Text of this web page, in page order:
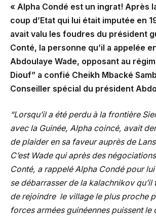
« Alpha Condé est un ingrat! Après
coup d’Etat qui lui était imputée en
avait valu les foudres du président
Conté, la personne qu’il a appelée
Abdoulaye Wade, opposant au
Diouf” a confié Cheikh Mbacké
Conseiller spécial du président
“Lorsqu’il a été perdu à la frontière
avec la Guinée, Alpha coincé, avait
de plaider en sa faveur auprès de
C’est Wade qui après des
Conté, a rappelé Alpha Condé pour
se débarrasser de la kalachnikov qu’il
de rejoindre le village le plus proche
forces armées guinéennes puissent le